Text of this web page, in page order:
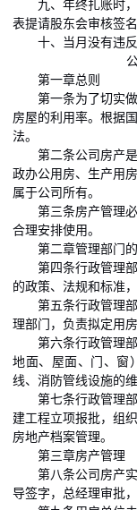
九、年终扎账时，
表提请股东会审核签名
十、当月没有违反
第一章总则
第一条为了切实做
房屋的利用率。根据
法。
第二条公司房产是
政办公用房、生产用
属于公司所有。
第三条房产管理必
合理安排使用。
第二章管理部门
第四条行政管理部
的政策、法规和标准
第五条行政管理部
理部门，负责拟定用
第六条行政管理部
地面、屋面、门、窗
线、消防管线设施的维
第七条行政管理部
建工程立项报批，组
房地产档案管理。
第三章房产管理
第八条公司房产实
导签字，总经理审批